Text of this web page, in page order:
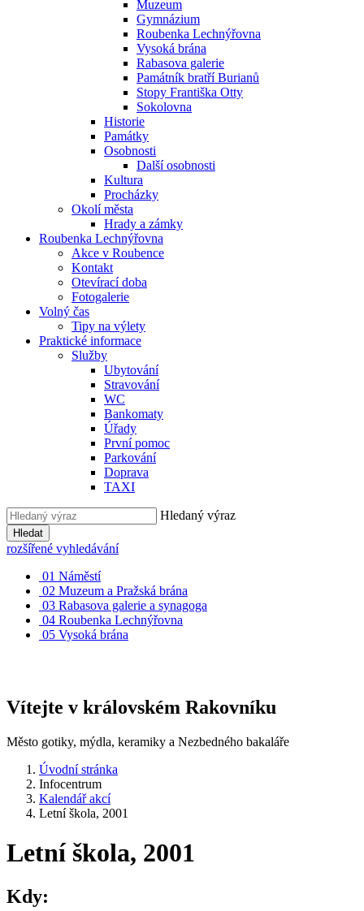
Muzeum
Gymnázium
Roubenka Lechnýřovna
Vysoká brána
Rabasova galerie
Památník bratří Burianů
Stopy Františka Otty
Sokolovna
Historie
Památky
Osobnosti
Další osobnosti
Kultura
Procházky
Okolí města
Hrady a zámky
Roubenka Lechnýřovna
Akce v Roubence
Kontakt
Otevírací doba
Fotogalerie
Volný čas
Tipy na výlety
Praktické informace
Služby
Ubytování
Stravování
WC
Bankomaty
Úřady
První pomoc
Parkování
Doprava
TAXI
Hledaný výraz
Hledat
rozšířené vyhledávání
01 Náměstí
02 Muzeum a Pražská brána
03 Rabasova galerie a synagoga
04 Roubenka Lechnýřovna
05 Vysoká brána
Vítejte v královském Rakovníku
Město gotiky, mýdla, keramiky a Nezbedného bakaláře
Úvodní stránka
Infocentrum
Kalendář akcí
Letní škola, 2001
Letní škola, 2001
Kdy: